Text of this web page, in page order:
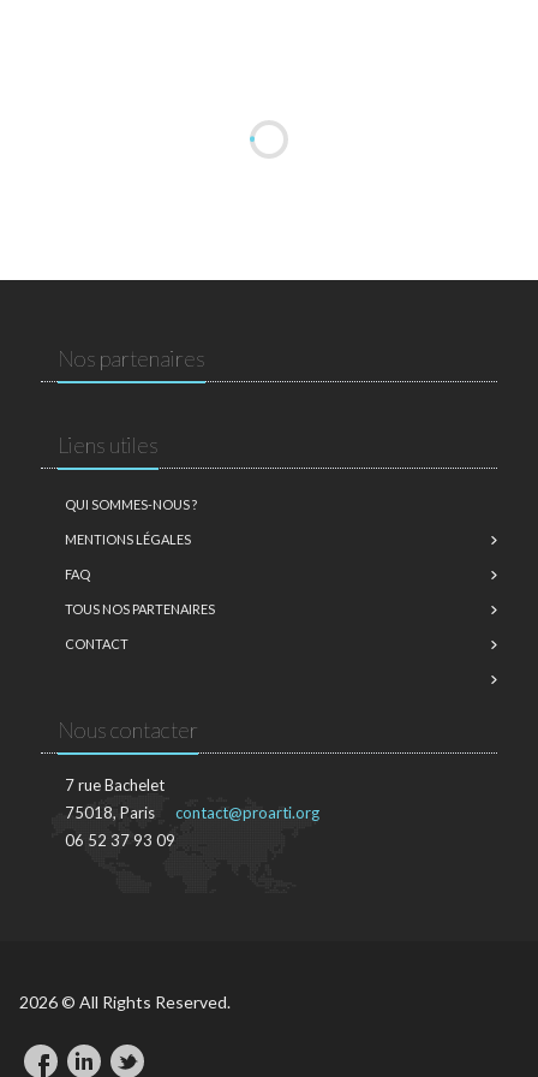
Nos partenaires
Liens utiles
QUI SOMMES-NOUS ?
MENTIONS LÉGALES
FAQ
TOUS NOS PARTENAIRES
CONTACT
Nous contacter
7 rue Bachelet
75018, Paris
06 52 37 93 09
contact@proarti.org
2026 © All Rights Reserved.